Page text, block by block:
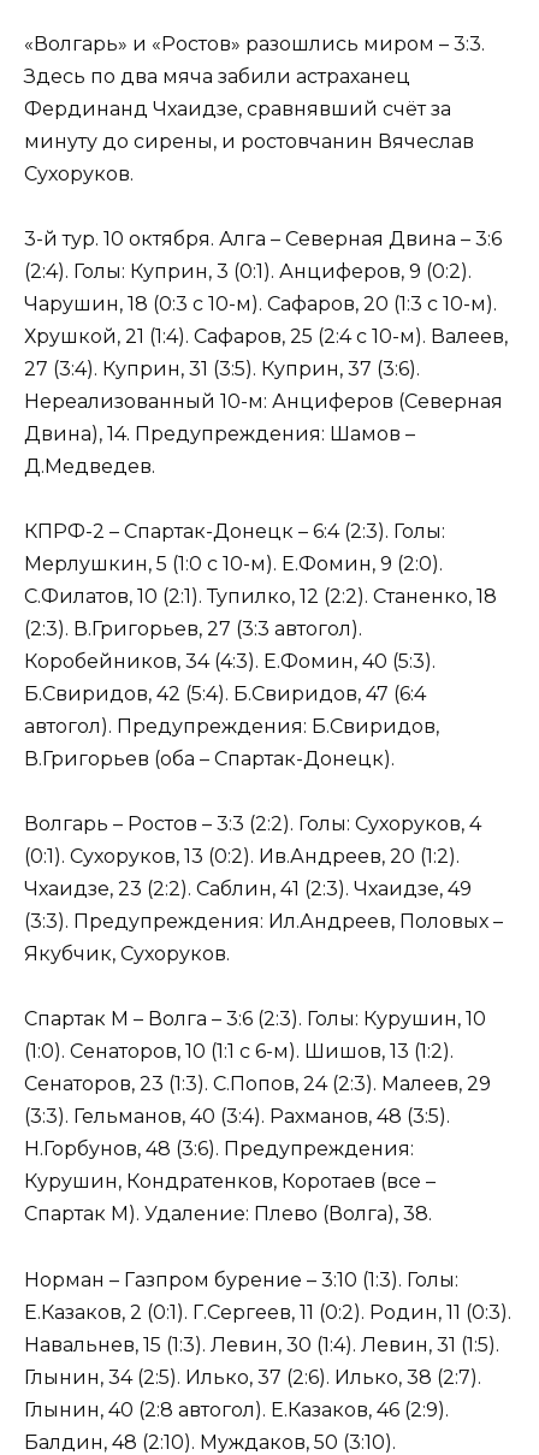
«Волгарь» и «Ростов» разошлись миром – 3:3.
Здесь по два мяча забили астраханец
Фердинанд Чхаидзе, сравнявший счёт за
минуту до сирены, и ростовчанин Вячеслав
Сухоруков.
3-й тур. 10 октября. Алга – Северная Двина – 3:6
(2:4). Голы: Куприн, 3 (0:1). Анциферов, 9 (0:2).
Чарушин, 18 (0:3 с 10-м). Сафаров, 20 (1:3 с 10-м).
Хрушкой, 21 (1:4). Сафаров, 25 (2:4 с 10-м). Валеев,
27 (3:4). Куприн, 31 (3:5). Куприн, 37 (3:6).
Нереализованный 10-м: Анциферов (Северная
Двина), 14. Предупреждения: Шамов –
Д.Медведев.
КПРФ-2 – Спартак-Донецк – 6:4 (2:3). Голы:
Мерлушкин, 5 (1:0 с 10-м). Е.Фомин, 9 (2:0).
С.Филатов, 10 (2:1). Тупилко, 12 (2:2). Станенко, 18
(2:3). В.Григорьев, 27 (3:3 автогол).
Коробейников, 34 (4:3). Е.Фомин, 40 (5:3).
Б.Свиридов, 42 (5:4). Б.Свиридов, 47 (6:4
автогол). Предупреждения: Б.Свиридов,
В.Григорьев (оба – Спартак-Донецк).
Волгарь – Ростов – 3:3 (2:2). Голы: Сухоруков, 4
(0:1). Сухоруков, 13 (0:2). Ив.Андреев, 20 (1:2).
Чхаидзе, 23 (2:2). Саблин, 41 (2:3). Чхаидзе, 49
(3:3). Предупреждения: Ил.Андреев, Половых –
Якубчик, Сухоруков.
Спартак М – Волга – 3:6 (2:3). Голы: Курушин, 10
(1:0). Сенаторов, 10 (1:1 с 6-м). Шишов, 13 (1:2).
Сенаторов, 23 (1:3). С.Попов, 24 (2:3). Малеев, 29
(3:3). Гельманов, 40 (3:4). Рахманов, 48 (3:5).
Н.Горбунов, 48 (3:6). Предупреждения:
Курушин, Кондратенков, Коротаев (все –
Спартак М). Удаление: Плево (Волга), 38.
Норман – Газпром бурение – 3:10 (1:3). Голы:
Е.Казаков, 2 (0:1). Г.Сергеев, 11 (0:2). Родин, 11 (0:3).
Навальнев, 15 (1:3). Левин, 30 (1:4). Левин, 31 (1:5).
Глынин, 34 (2:5). Илько, 37 (2:6). Илько, 38 (2:7).
Глынин, 40 (2:8 автогол). Е.Казаков, 46 (2:9).
Балдин, 48 (2:10). Муждаков, 50 (3:10).